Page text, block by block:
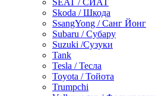
SEAT / СИАТ
Skoda / Шкода
SsangYong / Санг Йонг
Subaru / Субару
Suzuki /Сузуки
Tank
Tesla / Тесла
Toyota / Тойота
Trumpchi